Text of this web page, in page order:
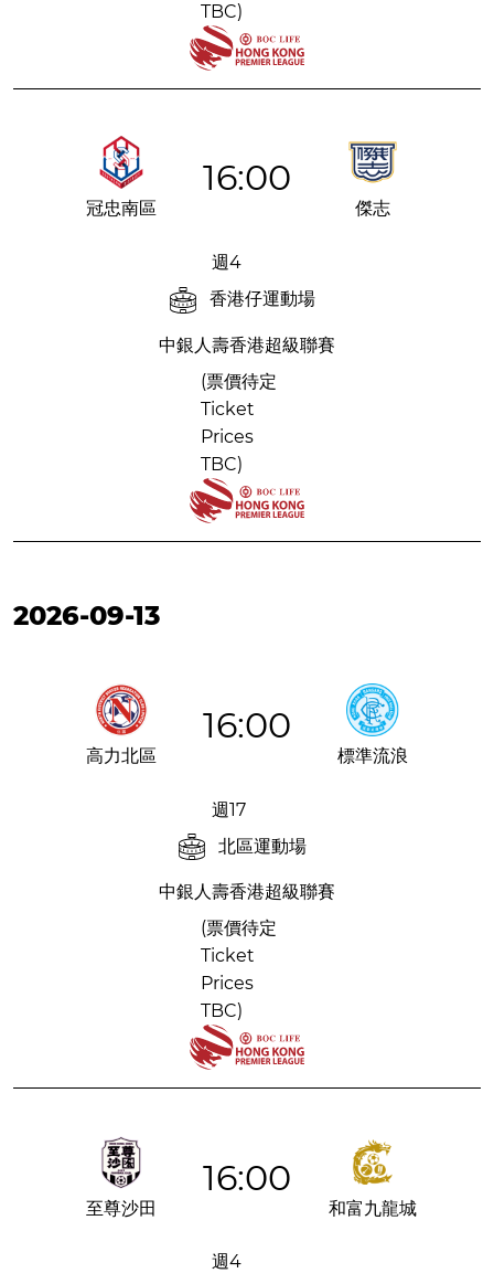
TBC)
16:00
冠忠南區 傑志
週4
香港仔運動場
中銀人壽香港超級聯賽
(票價待定
Ticket
Prices
TBC)
2026-09-13
16:00
高力北區 標準流浪
週17
北區運動場
中銀人壽香港超級聯賽
(票價待定
Ticket
Prices
TBC)
16:00
至尊沙田 和富九龍城
週4